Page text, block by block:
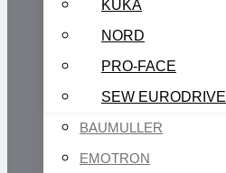
KUKA
NORD
PRO-FACE
SEW EURODRIVE
BAUMULLER
EMOTRON